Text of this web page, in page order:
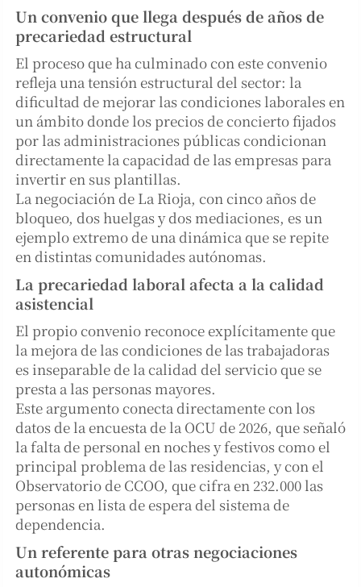
Un convenio que llega después de años de
precariedad estructural
El proceso que ha culminado con este convenio
refleja una tensión estructural del sector: la
dificultad de mejorar las condiciones laborales en
un ámbito donde los precios de concierto fijados
por las administraciones públicas condicionan
directamente la capacidad de las empresas para
invertir en sus plantillas.
La negociación de La Rioja, con cinco años de
bloqueo, dos huelgas y dos mediaciones, es un
ejemplo extremo de una dinámica que se repite
en distintas comunidades autónomas.
La precariedad laboral afecta a la calidad
asistencial
El propio convenio reconoce explícitamente que
la mejora de las condiciones de las trabajadoras
es inseparable de la calidad del servicio que se
presta a las personas mayores.
Este argumento conecta directamente con los
datos de la encuesta de la OCU de 2026, que señaló
la falta de personal en noches y festivos como el
principal problema de las residencias, y con el
Observatorio de CCOO, que cifra en 232.000 las
personas en lista de espera del sistema de
dependencia.
Un referente para otras negociaciones
autonómicas